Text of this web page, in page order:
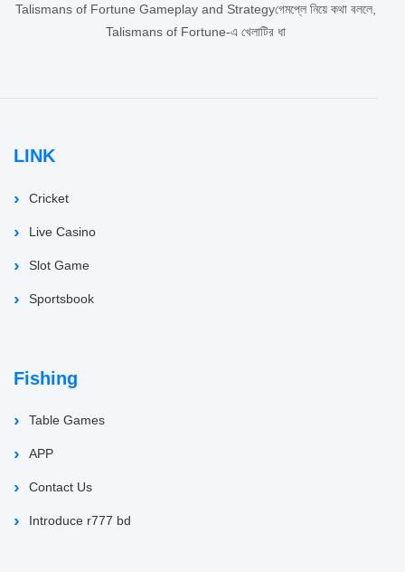
Talismans of Fortune Gameplay and Strategyগেমপ্লে নিয়ে কথা বললে,
Talismans of Fortune-এ খেলাটির ধা
LINK
Cricket
Live Casino
Slot Game
Sportsbook
Fishing
Table Games
APP
Contact Us
Introduce r777 bd